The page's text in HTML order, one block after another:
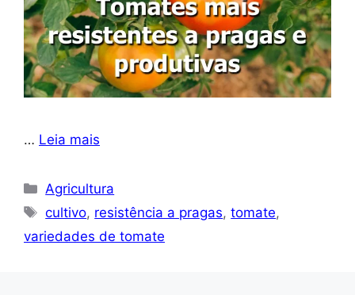
… Leia mais
Categorias
Agricultura
Tags
cultivo, resistência a pragas,tomate,
variedades de tomate